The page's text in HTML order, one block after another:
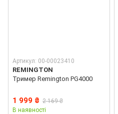
Артикул: 00-00023410
REMINGTON
Тример Remington PG4000
1 999 ₴ 2 169 ₴
В наявності